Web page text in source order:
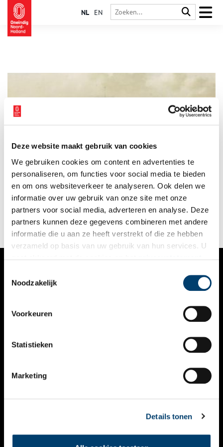
Deze website maakt gebruik van cookies
We gebruiken cookies om content en advertenties te
personaliseren, om functies voor social media te bieden
en om ons websiteverkeer te analyseren. Ook delen we
informatie over uw gebruik van onze site met onze
partners voor social media, adverteren en analyse. Deze
partners kunnen deze gegevens combineren met andere
informatie die u aan ze heeft verstrekt of die ze hebben
verzameld op basis van uw gebruik van hun services. U
Noodzakelijk
Voorkeuren
Statistieken
Marketing
Details tonen
NL EN
Wat hebben keizerin Sisi en een oor op sterk water met elkaar
te maken? Zandvoort! Kijk maar in het Zandvoorts Museum.
Een verhaal van bomschuiten, zeebaden en een bonbonnière
die koningin Victoria aan de kleine (84 cm) Paap schonk.
VERHALEN
KALENDER
THEMA’S
VIDEO’S
CONTACT